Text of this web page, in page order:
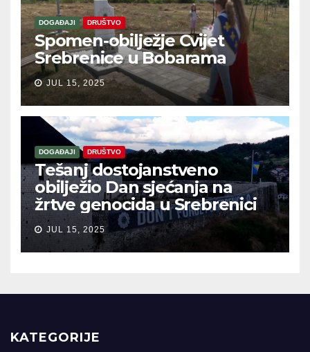
DOGAĐAJI DRUŠTVO
Spomen-obilježje Cvijet
Srebrenice u Bobarama
JUL 15, 2025
DOGAĐAJI DRUŠTVO
Tešanj dostojanstveno
obilježio Dan sjećanja na
žrtve genocida u Srebrenici
JUL 15, 2025
KATEGORIJE